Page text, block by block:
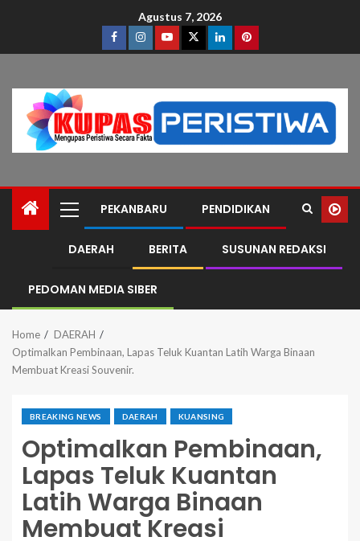
Agustus 7, 2026
PEKANBARU PENDIDIKAN
DAERAH BERITA SUSUNAN REDAKSI
PEDOMAN MEDIA SIBER
Home
DAERAH
Optimalkan Pembinaan, Lapas Teluk Kuantan Latih Warga Binaan
Membuat Kreasi Souvenir.
BREAKING NEWS DAERAH KUANSING
Optimalkan Pembinaan,
Lapas Teluk Kuantan
Latih Warga Binaan
Membuat Kreasi